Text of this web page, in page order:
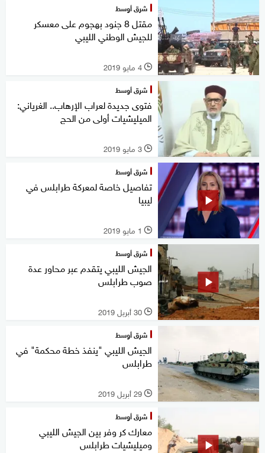
شرق أوسط
مقتل 8 جنود بهجوم على معسكر
للجيش الوطني الليبي
l 4 مايو 2019
شرق أوسط
فتوى جديدة لعراب الإرهاب.. الغرياني:
الميليشيات أولى من الحج
l 3 مايو 2019
شرق أوسط
تفاصيل خاصة لمعركة طرابلس في
ليبيا
l 1 مايو 2019
شرق أوسط
الجيش الليبي يتقدم عبر محاور عدة
صوب طرابلس
l 30 أبريل 2019
شرق أوسط
الجيش الليبي "ينفذ خطة محكمة" في
طرابلس
l 29 أبريل 2019
شرق أوسط
معارك كر وفر بين الجيش الليبي
وميليشيات طرابلس